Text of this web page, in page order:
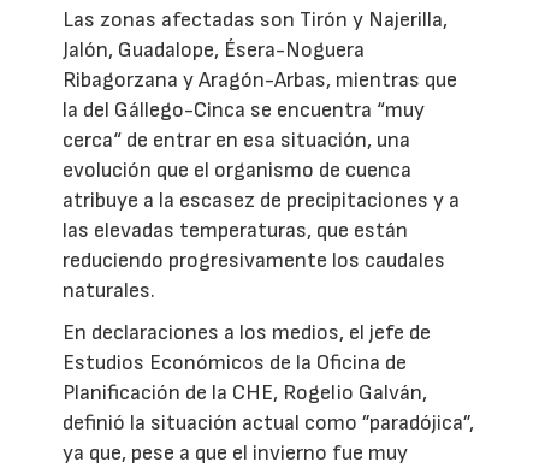
Las zonas afectadas son Tirón y Najerilla,
Jalón, Guadalope, Ésera-Noguera
Ribagorzana y Aragón-Arbas, mientras que
la del Gállego-Cinca se encuentra “muy
cerca“ de entrar en esa situación, una
evolución que el organismo de cuenca
atribuye a la escasez de precipitaciones y a
las elevadas temperaturas, que están
reduciendo progresivamente los caudales
naturales.
En declaraciones a los medios, el jefe de
Estudios Económicos de la Oficina de
Planificación de la CHE, Rogelio Galván,
definió la situación actual como ”paradójica”,
ya que, pese a que el invierno fue muy